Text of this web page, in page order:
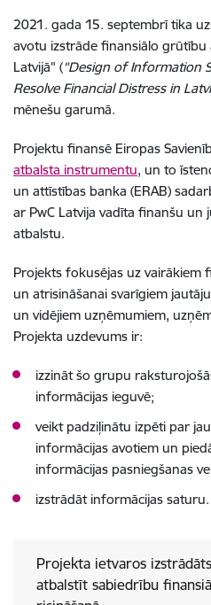
2021. gada 15. septembrī tika
avotu izstrāde finansiālo grūtību
Latvijā" ("Design of Information
Resolve Financial Distress in
mēnešu garumā.
Projektu finansē Eiropas
atbalsta instrumentu, un to
un attīstības banka (ERAB)
ar PwC Latvija vadīta finanšu
atbalstu.
Projekts fokusējas uz vairākiem
un atrisināšanai svarīgiem
un vidējiem uzņēmumiem,
Projekta uzdevums ir:
izzināt šo grupu
informācijas ieguvē;
veikt padziļinātu izpēti par
informācijas avotiem un
informācijas pasniegšanas
izstrādāt informācijas saturu.
Projekta ietvaros
atbalstīt sabiedrību